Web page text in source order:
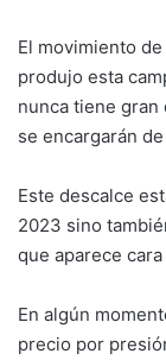
El movimiento
produjo esta
nunca tiene gran
se encargarán
Este descalce
2023 sino
que aparece
En algún
precio por